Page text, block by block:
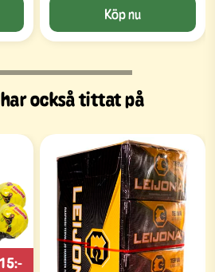
Köp nu
också tittat på
15:-